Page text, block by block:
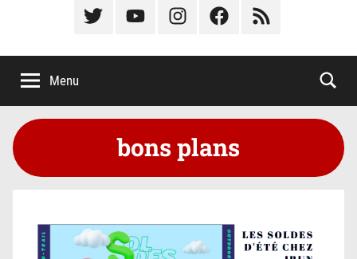
Élément
menu
Élément
menu
Élément
menu
Élément
menu
Élément
menu
Menu
bons plans